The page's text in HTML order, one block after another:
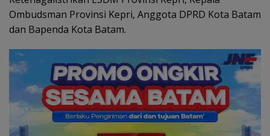
Ombudsman Provinsi Kepri, Anggota DPRD Kota Batam
dan Bapenda Kota Batam.